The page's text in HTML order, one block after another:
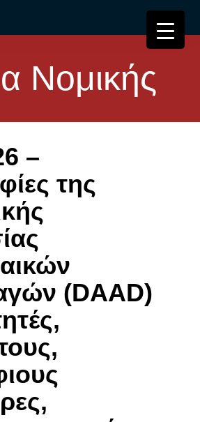
Νομικής
–
της
(DAAD)